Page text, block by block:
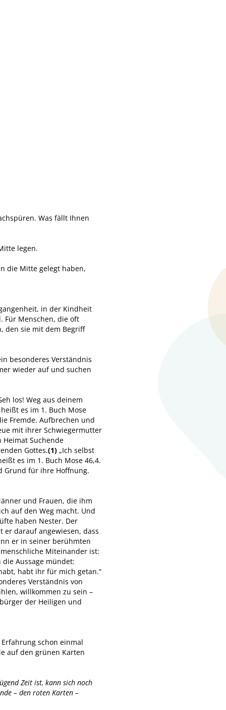
Was fällt Ihnen
legen.
die Mitte gelegt haben,
in der Kindheit
Für Menschen, die oft
den sie mit dem Begriff
besonderes Verständnis
wieder auf und suchen
los! Weg aus deinem
es im 1. Buch Mose
Fremde. Aufbrechen und
mit ihrer Schwiegermutter
Suchende
Gottes.(1) „Ich selbst
es im 1. Buch Mose 46,4.
Grund für ihre Hoffnung.
und Frauen, die ihm
auf den Weg macht. Und
haben Nester. Der
er darauf angewiesen, dass
er in seiner berühmten
Miteinander ist:
Aussage mündet:
habt ihr für mich getan.“
Verständnis von
willkommen zu sein –
der Heiligen und
schon einmal
auf den grünen Karten
Zeit ist, kann sich noch
– den roten Karten –